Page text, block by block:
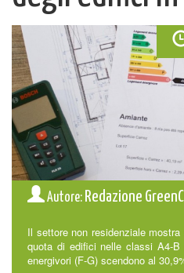
Autore: Redazione
Il settore non residenziale
quota di edifici nelle classi A4-
energivori (F-G) scendono al